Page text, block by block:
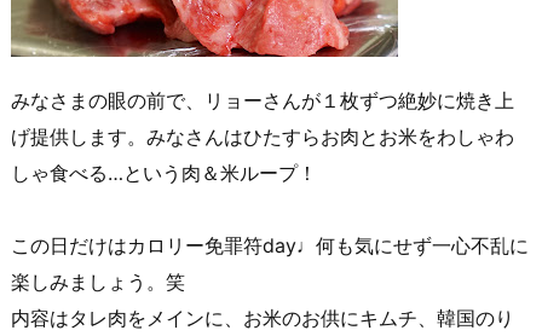
みなさまの眼の前で、リョーさんが１枚ずつ絶妙に焼き上
げ提供します。みなさんはひたすらお肉とお米をわしゃわ
しゃ食べる…という肉＆米ループ！
この日だけはカロリー免罪符day♩何も気にせず一心不乱に
楽しみましょう。笑
内容はタレ肉をメインに、お米のお供にキムチ、韓国のり